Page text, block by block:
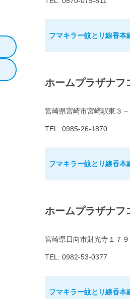
フマキラー蚊とり線香本
ホームプラザナフ
宮崎県宮崎市宮崎駅東３
TEL: 0985-26-1870
フマキラー蚊とり線香本
ホームプラザナフ
宮崎県日向市財光寺１７９
TEL: 0982-53-0377
フマキラー蚊とり線香本